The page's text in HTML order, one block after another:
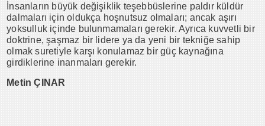
İnsanların büyük değişiklik teşebbüslerine paldır küldür
dalmaları için oldukça hoşnutsuz olmaları; ancak aşırı
yoksulluk içinde bulunmamaları gerekir. Ayrıca kuvvetli bir
doktrine, şaşmaz bir lidere ya da yeni bir tekniğe sahip
olmak suretiyle karşı konulamaz bir güç kaynağına
girdiklerine inanmaları gerekir.
Metin ÇINAR